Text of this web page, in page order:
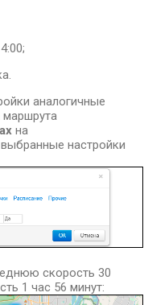
аналогичные
маршрута
на
настройки
скорость 30
1 час 56 минут: